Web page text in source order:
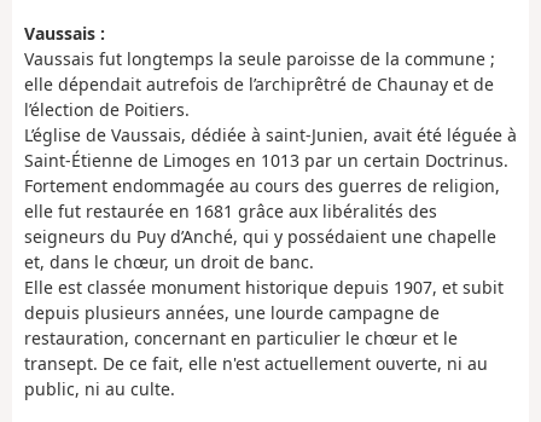
Vaussais :
Vaussais fut longtemps la seule paroisse de la commune ;
elle dépendait autrefois de l’archiprêtré de Chaunay et de
l’élection de Poitiers.
L’église de Vaussais, dédiée à saint-Junien, avait été léguée à
Saint-Étienne de Limoges en 1013 par un certain Doctrinus.
Fortement endommagée au cours des guerres de religion,
elle fut restaurée en 1681 grâce aux libéralités des
seigneurs du Puy d’Anché, qui y possédaient une chapelle
et, dans le chœur, un droit de banc.
Elle est classée monument historique depuis 1907, et subit
depuis plusieurs années, une lourde campagne de
restauration, concernant en particulier le chœur et le
transept. De ce fait, elle n'est actuellement ouverte, ni au
public, ni au culte.